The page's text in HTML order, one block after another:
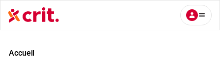
Aller
au
contenu
Accueil